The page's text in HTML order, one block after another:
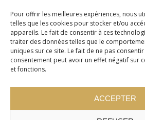
Pour offrir les meilleures expériences, nous
telles que les cookies pour stocker et/ou
appareils. Le fait de consentir à ces
traiter des données telles que le
uniques sur ce site. Le fait de ne pas
consentement peut avoir un effet négatif sur
et fonctions.
ACCEPTER
Desmaures QC G3A 0M7